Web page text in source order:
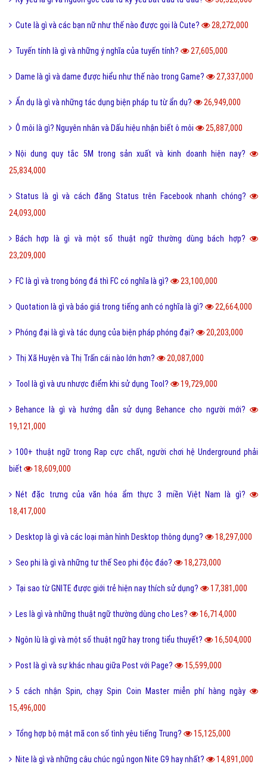
Cute là gì và các bạn nữ như thế nào được gọi là Cute? 28,272,000
Tuyến tính là gì và những ý nghĩa của tuyến tính? 27,605,000
Dame là gì và dame được hiểu như thế nào trong Game? 27,337,000
Ẩn dụ là gì và những tác dụng biện pháp tu từ ẩn dụ? 26,949,000
Ô môi là gì? Nguyên nhân và Dấu hiệu nhận biết ô môi 25,887,000
Nội dung quy tắc 5M trong sản xuất và kinh doanh hiện nay?
25,834,000
Status là gì và cách đăng Status trên Facebook nhanh chóng?
24,093,000
Bách hợp là gì và một số thuật ngữ thường dùng bách hợp?
23,209,000
FC là gì và trong bóng đá thì FC có nghĩa là gì? 23,100,000
Quotation là gì và báo giá trong tiếng anh có nghĩa là gì? 22,664,000
Phóng đại là gì và tác dụng của biện pháp phóng đại? 20,203,000
Thị Xã Huyện và Thị Trấn cái nào lớn hơn? 20,087,000
Tool là gì và ưu nhược điểm khi sử dụng Tool? 19,729,000
Behance là gì và hướng dẫn sử dụng Behance cho người mới?
19,121,000
100+ thuật ngữ trong Rap cực chất, người chơi hệ Underground phải
biết
18,609,000
Nét đặc trưng của văn hóa ẩm thực 3 miền Việt Nam là gì?
18,417,000
Desktop là gì và các loại màn hình Desktop thông dụng? 18,297,000
Seo phi là gì và những tư thế Seo phi độc đáo? 18,273,000
Tại sao từ GNITE được giới trẻ hiện nay thích sử dụng? 17,381,000
Les là gì và những thuật ngữ thường dùng cho Les? 16,714,000
Ngôn lù là gì và một số thuật ngữ hay trong tiểu thuyết? 16,504,000
Post là gì và sự khác nhau giữa Post với Page? 15,599,000
5 cách nhận Spin, chạy Spin Coin Master miễn phí hàng ngày
15,496,000
Tổng hợp bộ mật mã con số tình yêu tiếng Trung? 15,125,000
Nite là gì và những câu chúc ngủ ngon Nite G9 hay nhất? 14,891,000